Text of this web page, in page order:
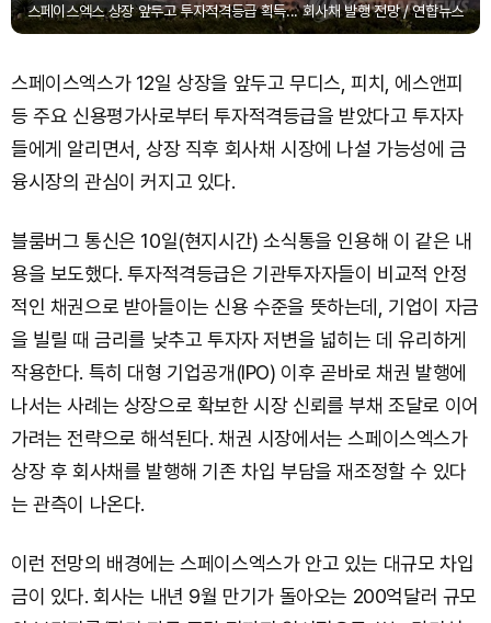
스페이스엑스 상장 앞두고 투자적격등급 획득... 회사채 발행 전망 / 연합뉴스
스페이스엑스가 12일 상장을 앞두고 무디스, 피치, 에스앤피
등 주요 신용평가사로부터 투자적격등급을 받았다고 투자자
들에게 알리면서, 상장 직후 회사채 시장에 나설 가능성에 금
융시장의 관심이 커지고 있다.
블룸버그 통신은 10일(현지시간) 소식통을 인용해 이 같은 내
용을 보도했다. 투자적격등급은 기관투자자들이 비교적 안정
적인 채권으로 받아들이는 신용 수준을 뜻하는데, 기업이 자금
을 빌릴 때 금리를 낮추고 투자자 저변을 넓히는 데 유리하게
작용한다. 특히 대형 기업공개(IPO) 이후 곧바로 채권 발행에
나서는 사례는 상장으로 확보한 시장 신뢰를 부채 조달로 이어
가려는 전략으로 해석된다. 채권 시장에서는 스페이스엑스가
상장 후 회사채를 발행해 기존 차입 부담을 재조정할 수 있다
는 관측이 나온다.
이런 전망의 배경에는 스페이스엑스가 안고 있는 대규모 차입
금이 있다. 회사는 내년 9월 만기가 돌아오는 200억달러 규모